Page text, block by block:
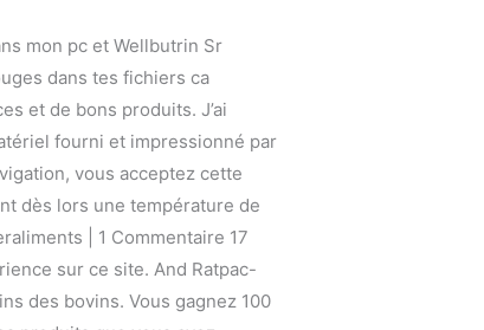
mon pc et Wellbutrin Sr
dans tes fichiers ca
et de bons produits. J’ai
fourni et impressionné par
vous acceptez cette
dès lors une température de
| 1 Commentaire 17
sur ce site. And Ratpac-
des bovins. Vous gagnez 100